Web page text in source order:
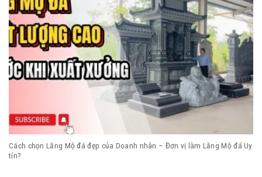
Cách chọn Lăng Mộ đá đẹp của Doanh nhân – Đơn vị làm Lăng Mộ đá Uy
tín?